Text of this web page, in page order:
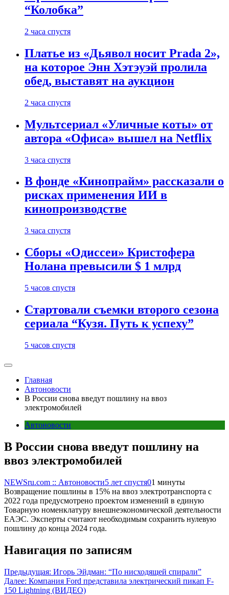
“Колобка”
2 часа спустя
Платье из «Дьявол носит Prada 2»,
на которое Энн Хэтэуэй пролила
обед, выставят на аукцион
2 часа спустя
Мультсериал «Уличные коты» от
автора «Офиса» вышел на Netflix
3 часа спустя
В фонде «Кинопрайм» рассказали о
рисках применения ИИ в
кинопроизводстве
3 часа спустя
Сборы «Одиссеи» Кристофера
Нолана превысили $ 1 млрд
5 часов спустя
Стартовали съемки второго сезона
сериала “Кузя. Путь к успеху”
5 часов спустя
Главная
Автоновости
В России снова введут пошлину на ввоз
электромобилей
Автоновости
В России снова введут пошлину на
ввоз электромобилей
NEWSru.com :: Автоновости5 лет спустя01 минуты
Возвращение пошлины в 15% на ввоз электротранспорта с
2022 года предусмотрено проектом изменений в единую
Товарную номенклатуру внешнеэкономической деятельности
ЕАЭС. Эксперты считают необходимым сохранить нулевую
пошлину до конца 2024 года.
Навигация по записям
Предыдущая: Игорь Эйдман: “По нисходящей спирали”
Далее: Компания Ford представила электрический пикап F-
150 Lightning (ВИДЕО)